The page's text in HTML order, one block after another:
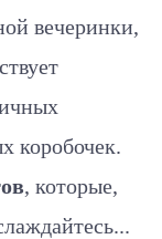
вечеринки,
коробочек.
, которые,